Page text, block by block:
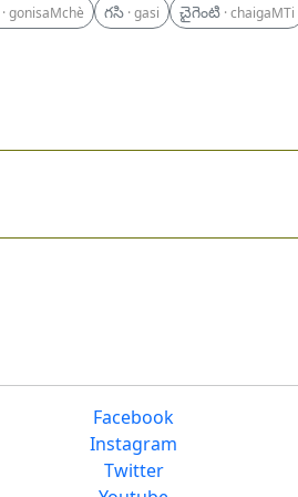
· gonisaMchè గసి · gasi చైగెంటి · chaigaMTi
Facebook
Instagram
Twitter